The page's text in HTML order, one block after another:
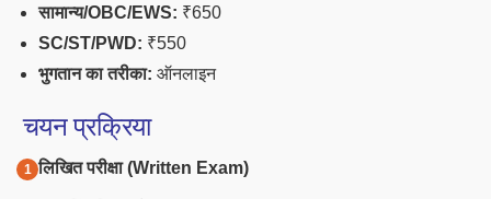
सामान्य/OBC/EWS: ₹650
SC/ST/PWD: ₹550
भुगतान का तरीका: ऑनलाइन
चयन प्रक्रिया
लिखित परीक्षा (Written Exam)